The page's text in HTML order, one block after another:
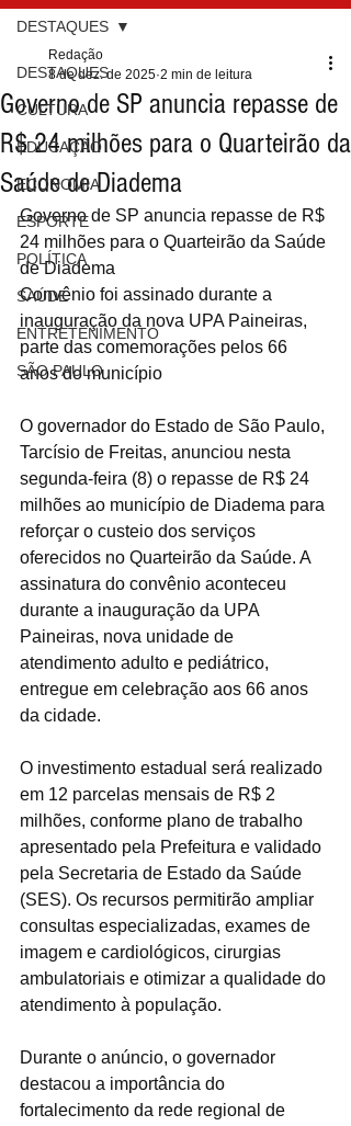
DESTAQUES
CULTURA
EDUCAÇÃO
ECONOMIA
ESPORTE
POLÍTICA
SAÚDE
ENTRETENIMENTO
SÃO PAULO
DESTAQUES
Governo de SP anuncia repasse de
R$ 24 milhões para o Quarteirão da
Saúde de Diadema
Redação
8 de dez. de 2025 2 min de leitura
Governo de SP anuncia repasse de R$
24 milhões para o Quarteirão da Saúde
de Diadema
Convênio foi assinado durante a
inauguração da nova UPA Paineiras,
parte das comemorações pelos 66
anos do município
O governador do Estado de São Paulo,
Tarcísio de Freitas, anunciou nesta
segunda-feira (8) o repasse de R$ 24
milhões ao município de Diadema para
reforçar o custeio dos serviços
oferecidos no Quarteirão da Saúde. A
assinatura do convênio aconteceu
durante a inauguração da UPA
Paineiras, nova unidade de
atendimento adulto e pediátrico,
entregue em celebração aos 66 anos
da cidade.
O investimento estadual será realizado
em 12 parcelas mensais de R$ 2
milhões, conforme plano de trabalho
apresentado pela Prefeitura e validado
pela Secretaria de Estado da Saúde
(SES). Os recursos permitirão ampliar
consultas especializadas, exames de
imagem e cardiológicos, cirurgias
ambulatoriais e otimizar a qualidade do
atendimento à população.
Durante o anúncio, o governador
destacou a importância do
fortalecimento da rede regional de